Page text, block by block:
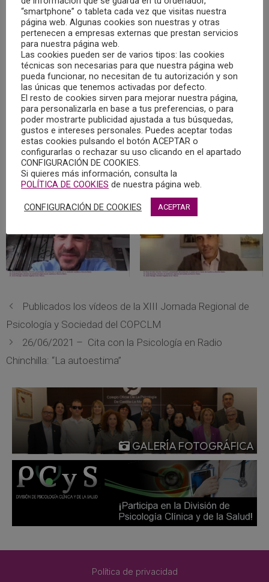
En concreto, los galardonados fueron el programa de
Castilla-La Mancha Media “Paseo por tu mente”, y el
Grupo de Comunicación Promecal, concretamente a las
cabeceras de La Tribuna de Albacete, Ciudad Real, Cuenca,
Guadalajara, Talavera de La Reina y Toledo, por su
contribución y colaboración en la promoción de la labor
que realiza el colectivo de profesionales de la Psicología,
así como en el fomento de la salud psicológica de la
población.
Recibieron la distinción Óscar Aranda, director y
presentador del programa “Paseo por tu mente”, y Javier
Bazaga, Director Regional de La Tribuna.
Publicados los vídeos de la XIII Jornada Regional de
Psicología y Sociedad del COPCLM
26/06/2021 – Cita con la Psicología en Radio
Chinchilla: “La autoestima”
GALERÍA FOTOGRÁFICA
Política de privacidad
“smartphone” o tableta cada vez que visitas nuestra
página web. Algunas cookies son nuestras y otras
pertenecen a empresas externas que prestan servicios
para nuestra página web.
Las cookies pueden ser de varios tipos: las cookies
técnicas son necesarias para que nuestra página web
pueda funcionar, no necesitan de tu autorización y son
las únicas que tenemos activadas por defecto.
El resto de cookies sirven para mejorar nuestra página,
para personalizarla en base a tus preferencias, o para
poder mostrarte publicidad ajustada a tus búsquedas,
gustos e intereses personales. Puedes aceptar todas
estas cookies pulsando el botón ACEPTAR o
configurarlas o rechazar su uso clicando en el apartado
CONFIGURACIÓN DE COOKIES.
Si quieres más información, consulta la
POLÍTICA DE COOKIES de nuestra página web.
CONFIGURACIÓN DE COOKIES ACEPTAR